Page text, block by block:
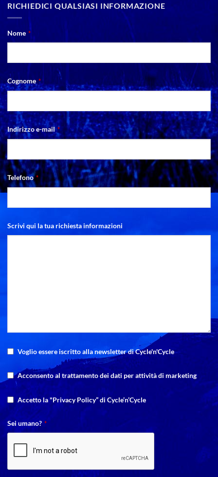
RICHIEDICI QUALSIASI INFORMAZIONE
Nome *
Cognome *
Indirizzo e-mail *
Telefono *
Scrivi qui la tua richiesta informazioni
Voglio essere iscritto alla newsletter di Cycle'n'Cycle
Acconsento al trattamento dei dati per attività di marketing
Accetto la "Privacy Policy” di Cycle’n’Cycle
Sei umano? *